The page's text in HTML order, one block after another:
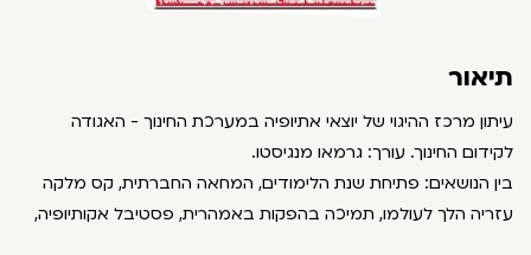
תיאור
עיתון מרכז ההיגוי של יוצאי אתיופיה במערכת החינוך - האגודה
לקידום החינוך. עורך: גרמאו מנגיסטו.
בין הנושאים: פתיחת שנת הלימודים, המחאה החברתית, קס מלקה
עזריה הלך לעולמו, תמיכה בהפקות באמהרית, פסטיבל אקותיופיה,